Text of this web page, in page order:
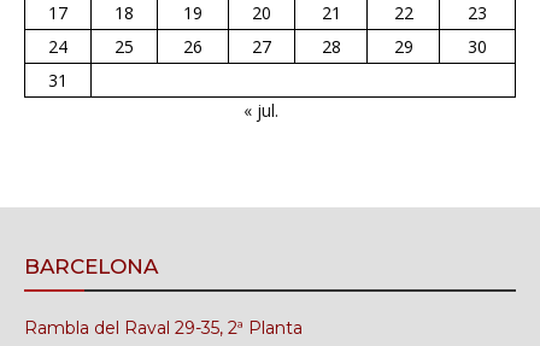
17
18 19 20 21 22
23
24
25 26 27 28 29
30
31
« jul.
BARCELONA
Rambla del Raval 29-35, 2ª Planta